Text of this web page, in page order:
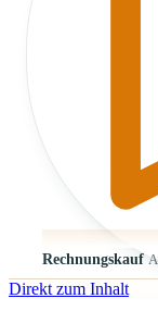
Rechnungskauf
Direkt zum Inhalt